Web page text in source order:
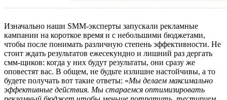
Изначально наши SMM-эксперты запускали рекламные
кампании на короткое время и с небольшими бюджетами,
чтобы после понимать различную степень эффективности. Не
стоит ждать результатов ежесекундно и лишний раз дергать
смм-щиков: когда у них будут результаты, они сразу же
оповестят вас. В общем, не будьте излишне настойчивы, а то
будете получать вот такие ответы: «Мы делаем максимально
эффективные действия. Мы стараемся оптимизировать